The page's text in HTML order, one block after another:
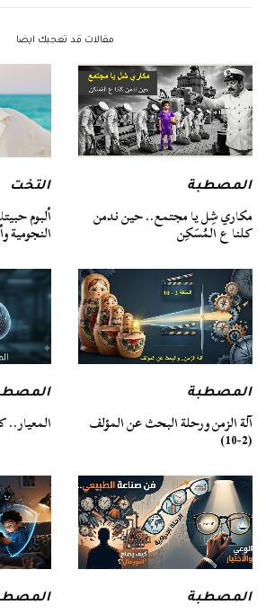
مقالات قد تعجبك ايضا
المصطبة
مكاري شِل يا مجتمع.. حين ندمن
كلنا ع المُسَكِن
التخت
ألبوم
النجومية
المصطبة
آلة الزمن ورحلة البحث عن المؤلف
(2-10)
المعيار..
المصطبة